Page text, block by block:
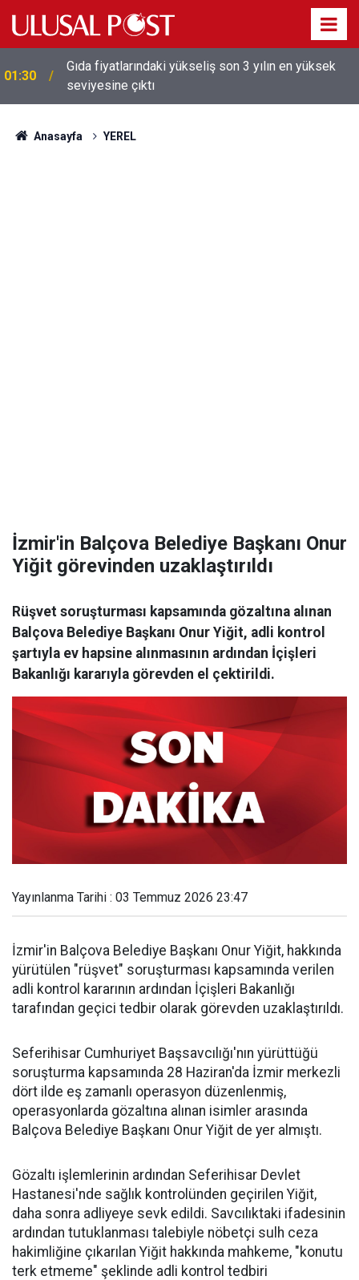
01:30
Gıda fiyatlarındaki yükseliş son 3 yılın en yüksek
seviyesine çıktı
01:26
Galatasaray'dan sekiz kişi hakkında savcılığa suç
duyurusu
Anasayfa YEREL
İzmir'in Balçova Belediye Başkanı Onur
Yiğit görevinden uzaklaştırıldı
Rüşvet soruşturması kapsamında gözaltına alınan
Balçova Belediye Başkanı Onur Yiğit, adli kontrol
şartıyla ev hapsine alınmasının ardından İçişleri
Bakanlığı kararıyla görevden el çektirildi.
Yayınlanma Tarihi : 03 Temmuz 2026 23:47
İzmir'in Balçova Belediye Başkanı Onur Yiğit, hakkında
yürütülen "rüşvet" soruşturması kapsamında verilen
adli kontrol kararının ardından İçişleri Bakanlığı
tarafından geçici tedbir olarak görevden uzaklaştırıldı.
Seferihisar Cumhuriyet Başsavcılığı'nın yürüttüğü
soruşturma kapsamında 28 Haziran'da İzmir merkezli
dört ilde eş zamanlı operasyon düzenlenmiş,
operasyonlarda gözaltına alınan isimler arasında
Balçova Belediye Başkanı Onur Yiğit de yer almıştı.
Gözaltı işlemlerinin ardından Seferihisar Devlet
Hastanesi'nde sağlık kontrolünden geçirilen Yiğit,
daha sonra adliyeye sevk edildi. Savcılıktaki ifadesinin
ardından tutuklanması talebiyle nöbetçi sulh ceza
hakimliğine çıkarılan Yiğit hakkında mahkeme, "konutu
terk etmeme" şeklinde adli kontrol tedbiri